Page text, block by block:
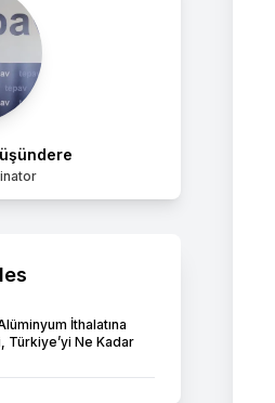
İthalatına
Türkiye’yi Ne Kadar